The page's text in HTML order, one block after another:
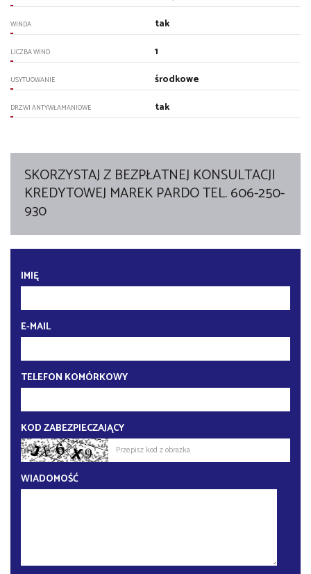
WINDA tak
LICZBA WIND 1
USYTUOWANIE środkowe
DRZWI ANTYWŁAMANIOWE tak
SKORZYSTAJ Z BEZPŁATNEJ KONSULTACJI
KREDYTOWEJ MAREK PARDO TEL. 606-250-
930
IMIĘ
E-MAIL
TELEFON KOMÓRKOWY
KOD ZABEZPIECZAJĄCY
WIADOMOŚĆ